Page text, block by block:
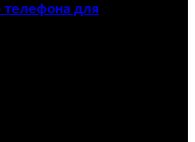
телефона для